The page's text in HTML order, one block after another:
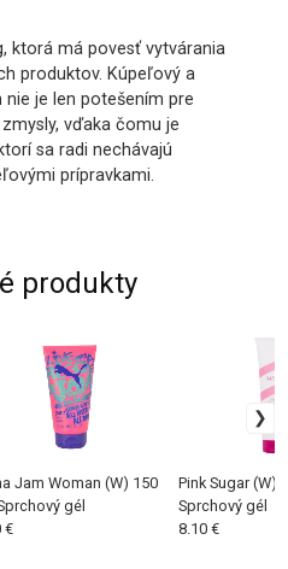
ktorá má povesť vytvárania
produktov. Kúpeľový a
je len potešením pre
vďaka čomu je
sa radi nechávajú
prípravkami.
produkty
Jam Woman (W) 150
gél
€
Pink Sugar (W)
Sprchový gél
8.10 €